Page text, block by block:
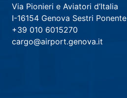
Via Pionieri e Aviatori d’Italia
I-16154 Genova Sestri Ponente
+39 010 6015270
cargo@airport.genova.it